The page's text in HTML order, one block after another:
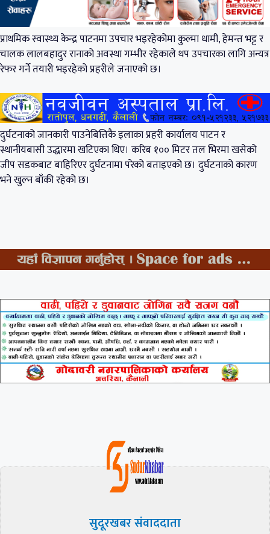
प्राथमिक स्वास्थ्य केन्द्र पाटनमा उपचार भइरहेकोमा कुल्मा धामी, हेमन्त भट्ट र
चालक लालबहादुर रानाको अवस्था गम्भीर रहेकाले थप उपचारका लागि अन्यत्र
रेफर गर्ने तयारी भइरहेको प्रहरीले जनाएको छ।
दुर्घटनाको जानकारी पाउनेबित्तिकै इलाका प्रहरी कार्यालय पाटन र
स्थानीयबासी उद्धारमा खटिएका थिए। करिब १०० मिटर तल भिरमा खसेको
जीप सडकबाट बाहिरिएर दुर्घटनामा परेको बताइएको छ। दुर्घटनाको कारण
भने खुल्न बाँकी रहेको छ।
सुदूरखबर संवाददाता